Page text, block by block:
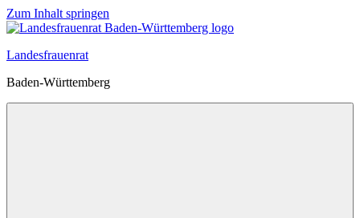
Zum Inhalt springen
Landesfrauenrat
Baden-Württemberg